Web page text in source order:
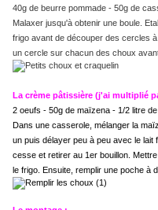
40g de beurre pommade - 50g de
Malaxer jusqu'à obtenir une boule.
frigo avant de découper des cercles
un cercle sur chacun des choux
La crème pâtissière (j'ai multiplié
2 oeufs - 50g de maïzena - 1/2 litre
Dans une casserole, mélanger la
un puis délayer peu à peu avec le
cesse et retirer au 1er bouillon.
le frigo. Ensuite, remplir une poche à